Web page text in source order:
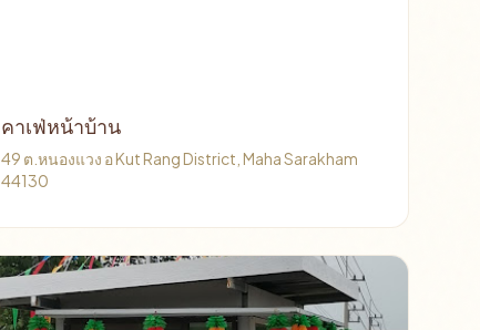
คาเฟ่หน้าบ้าน
49 ต.หนองแวง อ Kut Rang District, Maha Sarakham
44130